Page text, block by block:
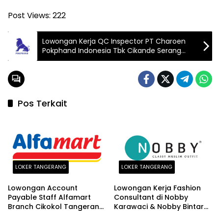
Post Views: 222
Lowongan Kerja QC Inspector PT Charoen
Pokphand Indonesia Tbk Cikande Serang
2026
Pos Terkait
LOKER TANGERANG
Lowongan Account
Payable Staff Alfamart
Branch Cikokol Tangerang
LOKER TANGERANG
Lowongan Kerja Fashion
Consultant di Nobby
Karawaci & Nobby Bintaro